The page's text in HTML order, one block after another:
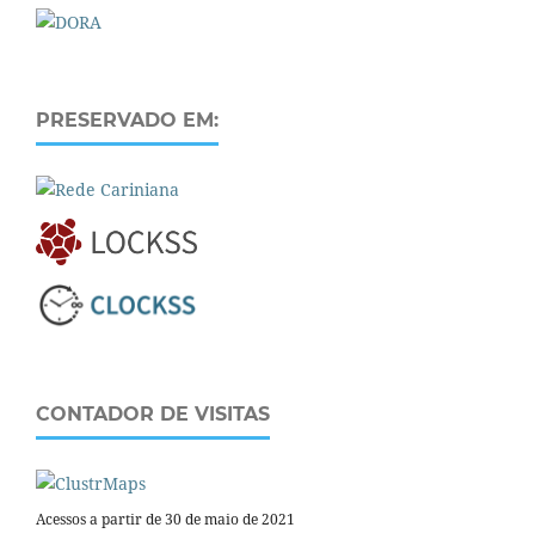
PRESERVADO EM:
CONTADOR DE VISITAS
Acessos a partir de 30 de maio de 2021